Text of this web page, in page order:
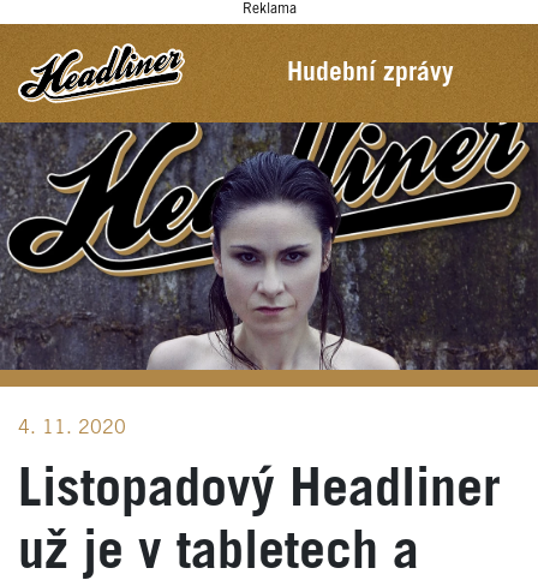
Reklama
Hudební zprávy
4. 11. 2020
Listopadový Headliner
už je v tabletech a